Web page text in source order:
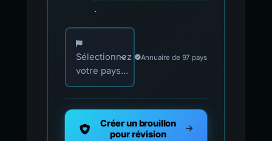
.
Choisissez votre pays pour les contacts
Sélectionnez
votre pays...
Annuaire de 97 pays
Créer un brouillon
pour révision